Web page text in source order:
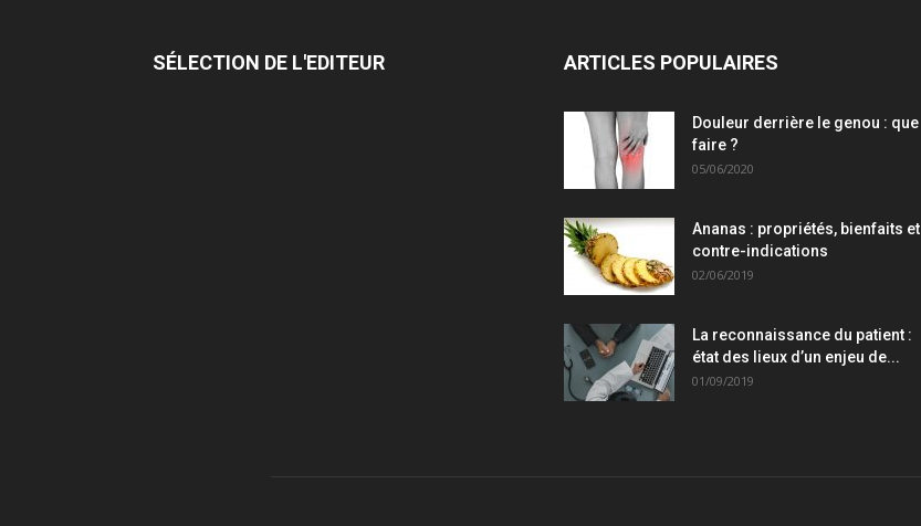
SÉLECTION DE L'EDITEUR ARTICLES POPULAIRES
Douleur derrière le genou : que
faire ?
05/06/2020
Ananas : propriétés, bienfaits et
contre-indications
02/06/2019
La reconnaissance du patient :
état des lieux d’un enjeu de...
01/09/2019